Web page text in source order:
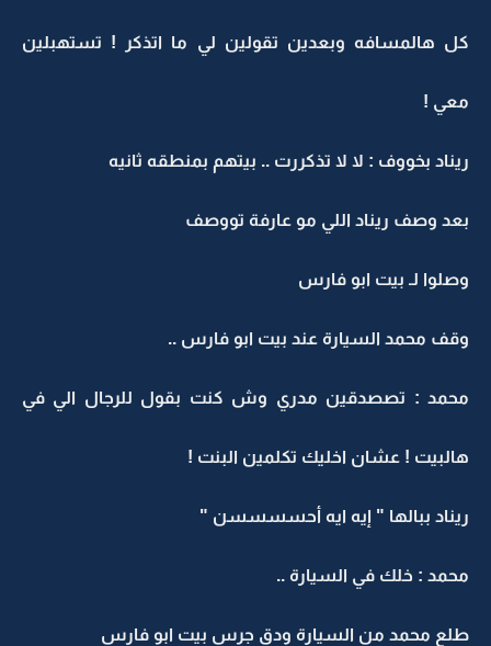
كل هالمسافه وبعدين تقولين لي ما اتذكر ! تستهبلين
معي !
ريناد بخووف : لا لا تذكررت .. بيتهم بمنطقه ثانيه
بعد وصف ريناد اللي مو عارفة تووصف
وصلوا لـ بيت ابو فارس
وقف محمد السيارة عند بيت ابو فارس ..
محمد : تصصدقين مدري وش كنت بقول للرجال الي في
هالبيت ! عشان اخليك تكلمين البنت !
ريناد ببالها " إيه ايه أحسسسسن "
محمد : خلك في السيارة ..
طلع محمد من السيارة ودق جرس بيت ابو فارس